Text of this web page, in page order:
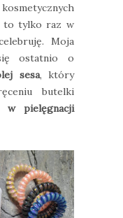
to tylko raz w
Moja
ostatnio o
sesa, który
butelki
pielęgnacji